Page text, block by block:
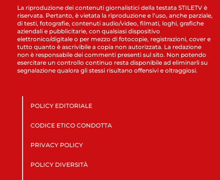
La riproduzione dei contenuti giornalistici della testata STILETV è
riservata. Pertanto, è vietata la riproduzione e l’uso, anche parziale,
di testi, fotografie, contenuti audio/video, filmati, loghi, grafiche
aziendali e pubblicitarie, con qualsiasi dispositivo
elettronico/digitale o per mezzo di fotocopie, registrazioni, cover e
tutto quanto è ascrivibile a copia non autorizzata. La redazione
non è responsabile dei commenti presenti sul sito. Non potendo
esercitare un controllo continuo resta disponibile ad eliminarli su
segnalazione qualora gli stessi risultano offensivi e oltraggiosi.
POLICY EDITORIALE
CODICE ETICO CONDOTTA
PRIVACY POLICY
POLICY DIVERSITÀ